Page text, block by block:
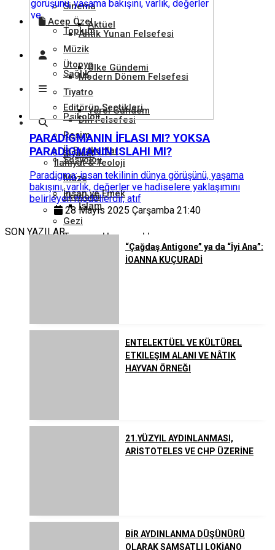
Antik Yunan Felsefesi
Modern Dönem Felsefesi
Din Felsefesi
İlahiyat & Teoloji
İslam
Hristiyanlık
Aktüel
Ülke Gündemi
Yerel Gündem
Siyaset
Ekonomi
Sinema
Müzik
Tiyatro
Resim
Müze
Gezi
Toplum
Sağlık
Psikoloji
Sosyoloji
Acep Özel
Ütopya
Editörün Seçtikleri
İz Bırakanlar
İnsan ve Emek
Tarım ve Hayvancılık
PARADİGMANIN İFLASI MI? YOKSA
PARADİGMANIN ISLAHI MI?
Paradigma; insan tekilinin dünya görüşünü, yaşama
bakışını, varlık, değerler ve hadiselere yaklaşımını
belirleyen modellerdir, atıf
28 Mayıs 2025 Çarşamba 21:40
SON YAZILAR
“Çağdaş Antigone” ya da “İyi Ana”:
İOANNA KUÇURADİ
ENTELEKTÜEL VE KÜLTÜREL
ETKILEŞIM ALANI VE NÂTIK
HAYVAN ÖRNEĞI
21.YÜZYIL AYDINLANMASI,
ARİSTOTELES VE CHP ÜZERİNE
BİR AYDINLANMA DÜŞÜNÜRÜ
OLARAK SAMSATLI LOKİANO